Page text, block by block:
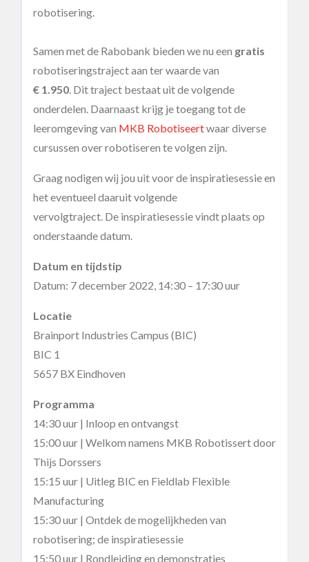
robotisering.
Samen met de Rabobank bieden we nu een gratis
robotiseringstraject aan ter waarde van
€ 1.950. Dit traject bestaat uit de volgende
onderdelen. Daarnaast krijg je toegang tot de
leeromgeving van MKB Robotiseertwaar diverse
cursussen over robotiseren te volgen zijn.
Graag nodigen wij jou uit voor de inspiratiesessie en
het eventueel daaruit volgende
vervolgtraject. De inspiratiesessie vindt plaats op
onderstaande datum.
Datum en tijdstip
Datum: 7 december 2022, 14:30 – 17:30 uur
Locatie
Brainport Industries Campus (BIC)
BIC 1
5657 BX Eindhoven
Programma
14:30 uur | Inloop en ontvangst
15:00 uur | Welkom namens MKB Robotissert door
Thijs Dorssers
15:15 uur | Uitleg BIC en Fieldlab Flexible
Manufacturing
15:30 uur | Ontdek de mogelijkheden van
robotisering; de inspiratiesessie
15:50 uur | Rondleiding en demonstraties